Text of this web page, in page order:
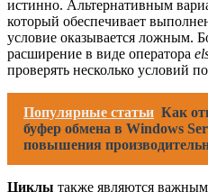
истинно. Альтернативным
который обеспечивает
условие оказывается ложным.
расширение в виде оператора
проверять несколько условий
Популярные статьи Как
буфер обмена в Windows
повышения
Циклы также являются